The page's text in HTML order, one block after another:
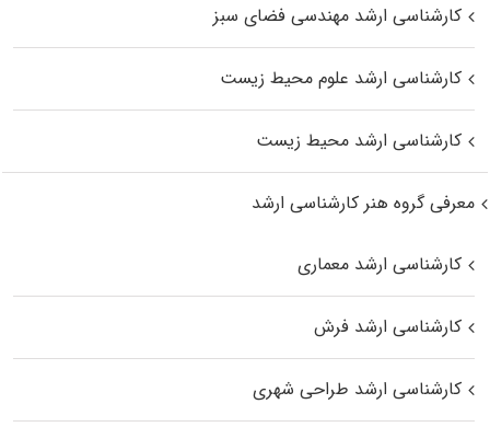
کارشناسی ارشد مهندسی فضای سبز
کارشناسی ارشد علوم محیط‌ زیست
کارشناسی ارشد محیط زیست
معرفی گروه هنر کارشناسی ارشد
کارشناسی ارشد معماری
کارشناسی ارشد فرش
کارشناسی ارشد طراحی شهری